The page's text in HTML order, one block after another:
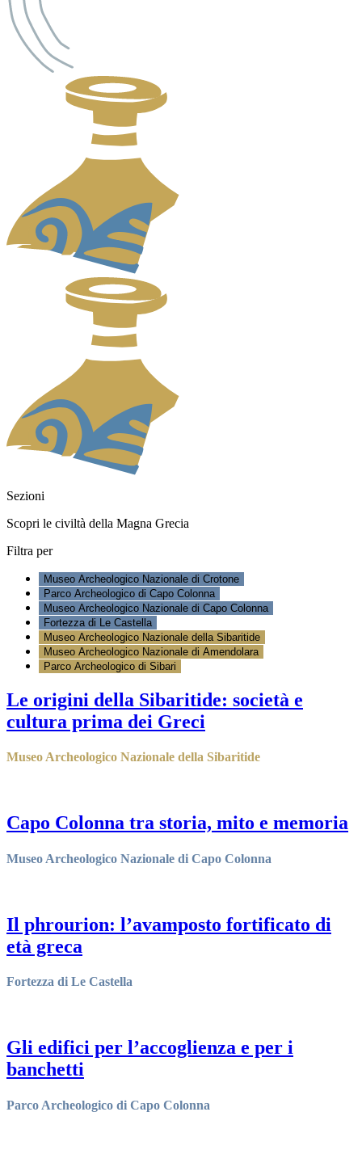
Sezioni
Scopri le civiltà della Magna Grecia
Filtra per
Museo Archeologico Nazionale di Crotone
Parco Archeologico di Capo Colonna
Museo Archeologico Nazionale di Capo Colonna
Fortezza di Le Castella
Museo Archeologico Nazionale della Sibaritide
Museo Archeologico Nazionale di Amendolara
Parco Archeologico di Sibari
Le origini della Sibaritide: società e
cultura prima dei Greci
Museo Archeologico Nazionale della Sibaritide
Capo Colonna tra storia, mito e memoria
Museo Archeologico Nazionale di Capo Colonna
Il phrourion: l’avamposto fortificato di
età greca
Fortezza di Le Castella
Gli edifici per l’accoglienza e per i
banchetti
Parco Archeologico di Capo Colonna